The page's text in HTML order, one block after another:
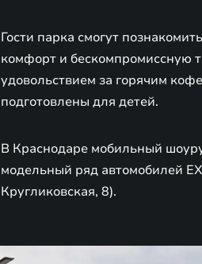
Гости парка смогут
комфорт и бескомпромиссную
удовольствием за горячим
подготовлены для детей.
В Краснодаре мобильный
модельный ряд автомобилей
Кругликовская, 8).